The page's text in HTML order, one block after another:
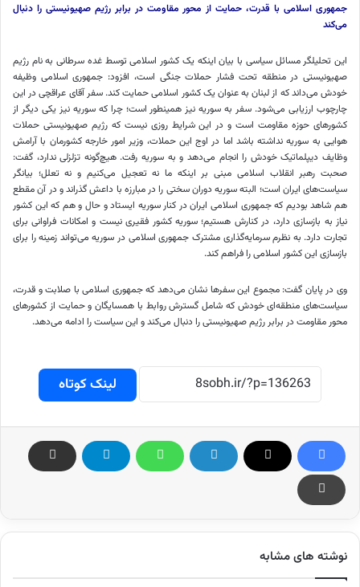
جمهوری اسلامی با قدرت، حمایت از محور مقاومت در برابر رژیم صهیونیستی را دنبال
می‌کند
این تحلیلگر مسائل سیاسی با بیان اینکه یک کشور اسلامی توسط غده سرطانی به نام رژیم
صهیونیستی در منطقه تحت فشار حملات جنگی است، افزود: جمهوری اسلامی وظیفه
خودش می‌داند که از لبنان به عنوان یک کشور اسلامی حمایت کند. سفر آقای عراقچی در این
چارچوب ارزیابی می‌شود. سفر به سوریه نیز همینطور است؛ چرا که سوریه نیز یکی دیگر از
کشورهای حوزه مقاومت است و در این شرایط روزی نیست که رژیم صهیونیستی حملات
هوایی به سوریه نداشته باشد اما در اوج این حملات، وزیر امور خارجه کشورمان با آرامش
وظایف دیپلماتیک خودش را انجام می‌دهد و به سوریه رفت. هیچ‌گونه تزلزلی ندارد، گفت:
صحبت رهبر انقلاب اسلامی مبنی بر اینکه ما نه تعجیل می‌کنیم و نه تعلل؛ بیانگر
سیاست‌های ایران است؛ البته سوریه دوران سختی را در مبارزه با داعش گذراند و در آن مقطع
هم شاهد بودیم که جمهوری اسلامی ایران در کنار سوریه ایستاد و حال و هم که این کشور
نیاز به بازسازی دارد، در کنارش هستیم؛ سوریه کشور فقیری نیست و امکانات فراوانی برای
تجارت دارد. به نظرم سرمایه‌گذاری مشترک جمهوری اسلامی در سوریه می‌تواند زمینه را برای
بازسازی این کشور اسلامی را فراهم کند.
وی در پایان گفت: مجموع این سفرها نشان می‌دهد که جمهوری اسلامی با صلابت و قدرت،
سیاست‌های منطقه‌ای خودش که شامل گسترش روابط با همسایگان و حمایت از کشورهای
محور مقاومت در برابر رژیم صهیونیستی را دنبال می‌کند و این سیاست را ادامه می‌دهد.
لینک کوتاه
نوشته های مشابه